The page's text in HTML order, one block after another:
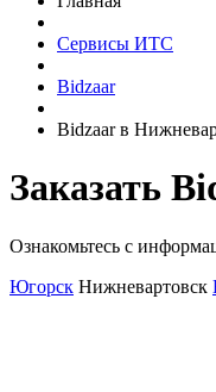
Сервисы ИТС
Bidzaar
Bidzaar в
Заказать
Ознакомьтесь с
Югорск Нижневартовск